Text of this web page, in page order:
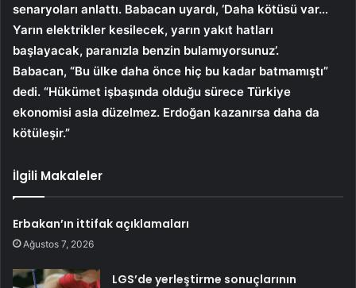
senaryoları anlattı. Babacan uyardı, ‘Daha kötüsü var…
Yarın elektrikler kesilecek, yarın yakıt hatları
başlayacak, paranızla benzin bulamıyorsunuz’.
Babacan, “Bu ülke daha önce hiç bu kadar batmamıştı”
dedi. “Hükümet işbaşında olduğu sürece Türkiye
ekonomisi asla düzelmez. Erdoğan kazanırsa daha da
kötüleşir.”
İlgili Makaleler
Erbakan’ın ittifak açıklamaları
Ağustos 7, 2026
LGS’de yerleştirme sonuçlarının